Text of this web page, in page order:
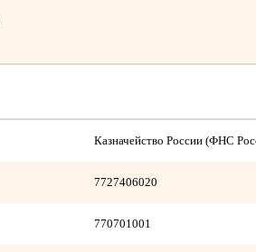
Казначейство России (ФНС
7727406020
770701001